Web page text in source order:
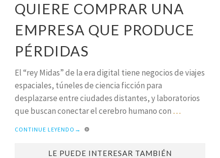
QUIERE COMPRAR UNA
EMPRESA QUE PRODUCE
PÉRDIDAS
El “rey Midas” de la era digital tiene negocios de viajes
espaciales, túneles de ciencia ficción para
desplazarse entre ciudades distantes, y laboratorios
que buscan conectar el cerebro humano con …
CONTINUE LEYENDO →
LE PUEDE INTERESAR TAMBIÉN